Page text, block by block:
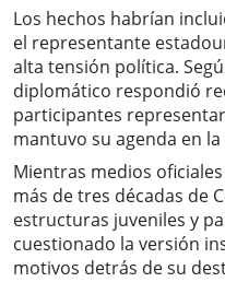
Los hechos habrían
el representante
alta tensión política.
diplomático respondió
participantes
mantuvo su agenda en la
Mientras medios
más de tres décadas de
estructuras juveniles y
cuestionado la versión
motivos detrás de su